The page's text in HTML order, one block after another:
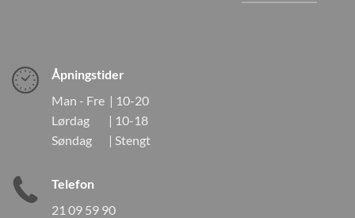
Åpningstider
Man - Fre | 10-20
Lørdag | 10-18
Søndag | Stengt
Telefon
21 09 59 90